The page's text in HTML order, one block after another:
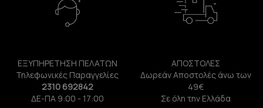
ΕΞΥΠΗΡΕΤΗΣΗ ΠΕΛΑΤΩΝ
Τηλεφωνικές Παραγγελίες
2310 692842
ΔΕ-ΠΑ 9:00 - 17:00
ΑΠΟΣΤΟΛΕΣ
Δωρεάν Αποστολές άνω των
49€
Σε όλη την Ελλάδα